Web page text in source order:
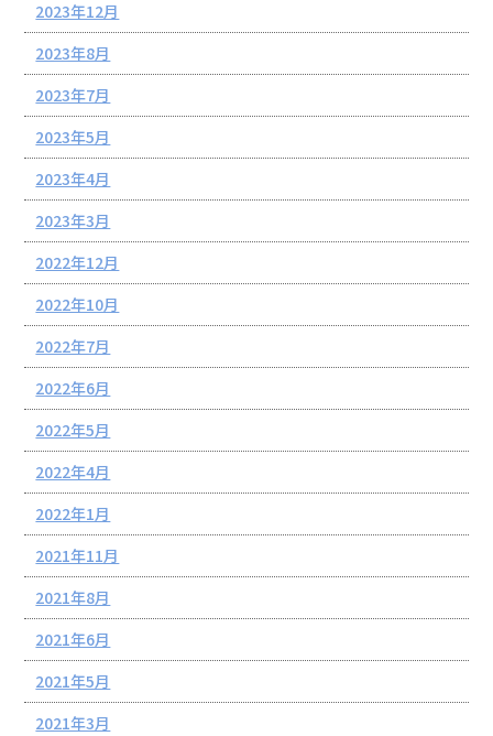
2023年12月
2023年8月
2023年7月
2023年5月
2023年4月
2023年3月
2022年12月
2022年10月
2022年7月
2022年6月
2022年5月
2022年4月
2022年1月
2021年11月
2021年8月
2021年6月
2021年5月
2021年3月